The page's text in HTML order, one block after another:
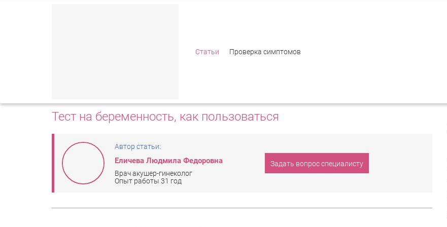
Статьи Проверка симптомов
Полезная информация
Тест на беременность, как пользоваться
Автор статьи:
Еличева Людмила Федоровна
Врач акушер-гинеколог
Опыт работы 31 год
Задать вопрос специалисту